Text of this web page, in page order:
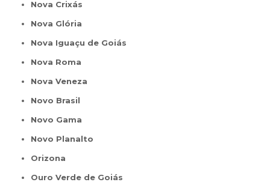
Nova Crixás
Nova Glória
Nova Iguaçu de Goiás
Nova Roma
Nova Veneza
Novo Brasil
Novo Gama
Novo Planalto
Orizona
Ouro Verde de Goiás